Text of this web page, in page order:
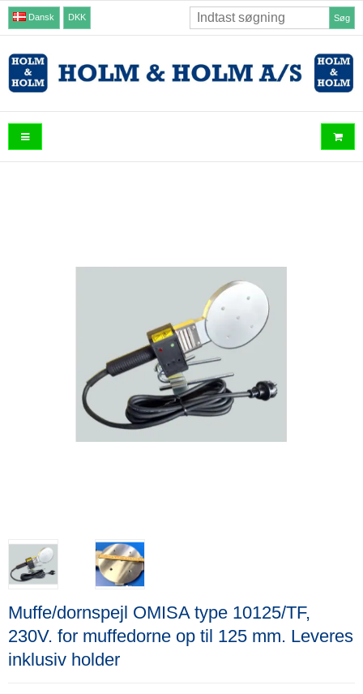
Dansk DKK Søg
Muffe/dornspejl OMISA type 10125/TF,
230V. for muffedorne op til 125 mm. Leveres
inklusiv holder